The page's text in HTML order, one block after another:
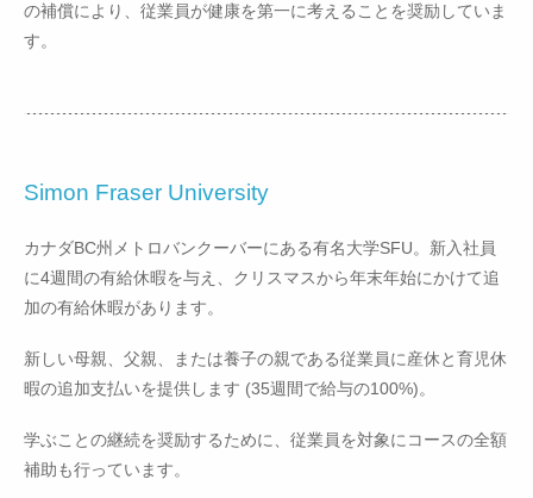
の補償により、従業員が健康を第一に考えることを奨励していま
す。
Simon Fraser University
カナダBC州メトロバンクーバーにある有名大学SFU。新入社員
に4週間の有給休暇を与え、クリスマスから年末年始にかけて追
加の有給休暇があります。
新しい母親、父親、または養子の親である従業員に産休と育児休
暇の追加支払いを提供します (35週間で給与の100%)。
学ぶことの継続を奨励するために、従業員を対象にコースの全額
補助も行っています。